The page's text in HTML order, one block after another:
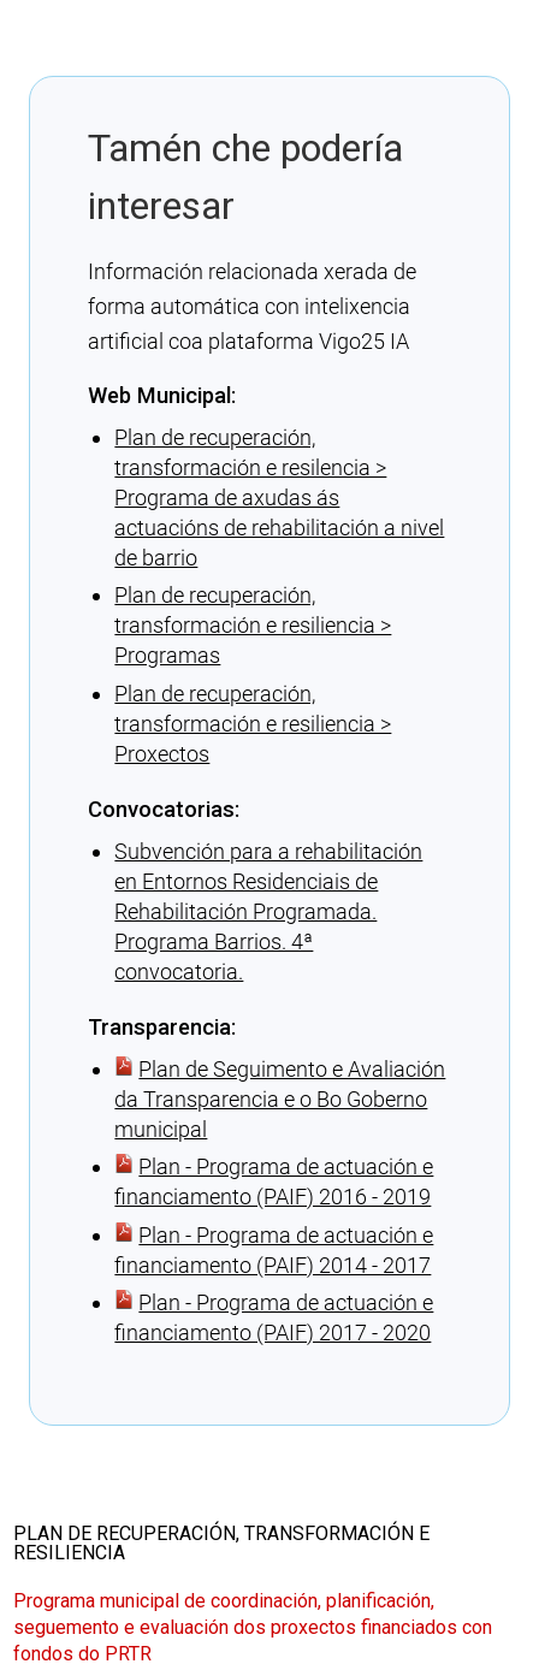
Tamén che podería
interesar
Información relacionada xerada de
forma automática con intelixencia
artificial coa plataforma Vigo25 IA
Web Municipal:
Plan de recuperación,
transformación e resilencia >
Programa de axudas ás
actuacións de rehabilitación a nivel
de barrio
Plan de recuperación,
transformación e resiliencia >
Programas
Plan de recuperación,
transformación e resiliencia >
Proxectos
Convocatorias:
Subvención para a rehabilitación
en Entornos Residenciais de
Rehabilitación Programada.
Programa Barrios. 4ª
convocatoria.
Transparencia:
Plan de Seguimento e Avaliación
da Transparencia e o Bo Goberno
municipal
Plan - Programa de actuación e
financiamento (PAIF) 2016 - 2019
Plan - Programa de actuación e
financiamento (PAIF) 2014 - 2017
Plan - Programa de actuación e
financiamento (PAIF) 2017 - 2020
PLAN DE RECUPERACIÓN, TRANSFORMACIÓN E
RESILIENCIA
Programa municipal de coordinación, planificación,
seguemento e evaluación dos proxectos financiados con
fondos do PRTR